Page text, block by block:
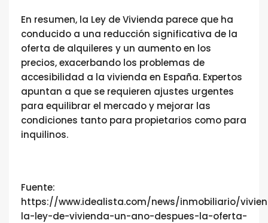
En resumen, la Ley de Vivienda parece que ha
conducido a una reducción significativa de la
oferta de alquileres y un aumento en los
precios, exacerbando los problemas de
accesibilidad a la vivienda en España. Expertos
apuntan a que se requieren ajustes urgentes
para equilibrar el mercado y mejorar las
condiciones tanto para propietarios como para
inquilinos.
Fuente:
https://www.idealista.com/news/inmobiliario/
la-ley-de-vivienda-un-ano-despues-la-oferta-